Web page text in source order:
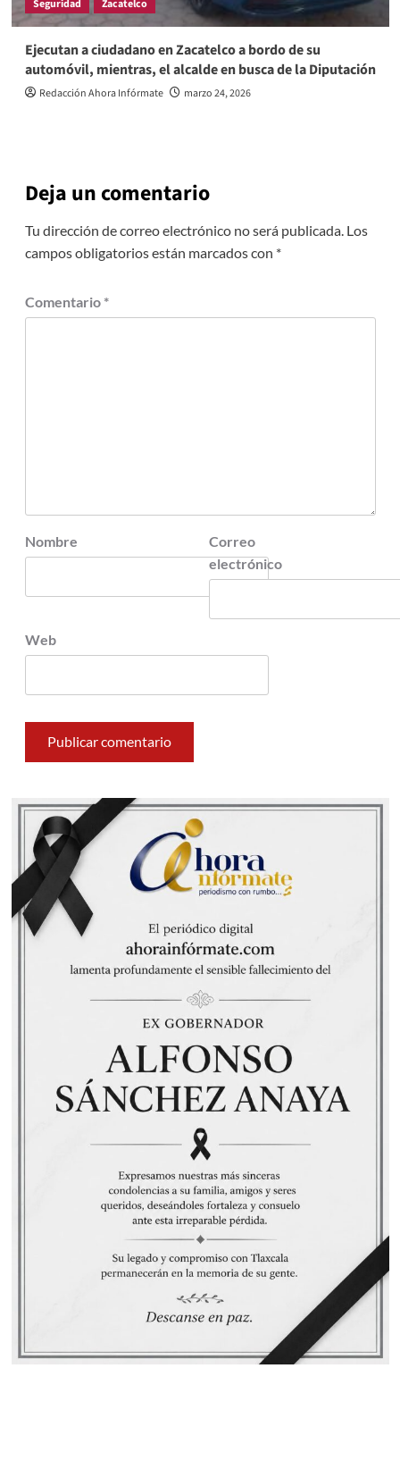
Seguridad Zacatelco
Ejecutan a ciudadano en Zacatelco a bordo de su
automóvil, mientras, el alcalde en busca de la Diputación
Redacción Ahora Infórmate marzo 24, 2026
Deja un comentario
Tu dirección de correo electrónico no será publicada. Los
campos obligatorios están marcados con *
Comentario *
Nombre
Correo
electrónico
Web